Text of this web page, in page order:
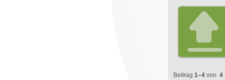
Beitrag 1–4 von 4